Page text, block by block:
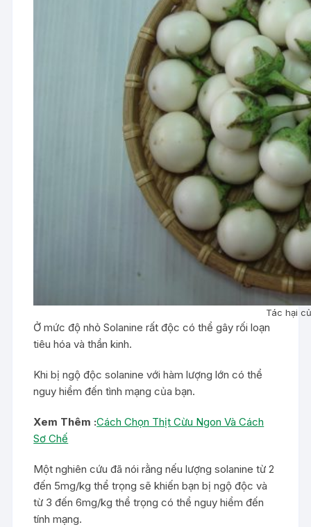
Tác hại
Ở mức độ nhỏ Solanine rất độc có thể gây rối loạn
tiêu hóa và thần kinh.
Khi bị ngộ độc solanine với hàm lượng lớn có thể
nguy hiểm đến tình mạng của bạn.
Xem Thêm :Cách Chọn Thịt Cừu Ngon Và Cách
Sơ Chế
Một nghiên cứu đã nói rằng nếu lượng solanine từ 2
đến 5mg/kg thể trọng sẽ khiến bạn bị ngộ độc và
từ 3 đến 6mg/kg thể trọng có thể nguy hiểm đến
tính mạng.